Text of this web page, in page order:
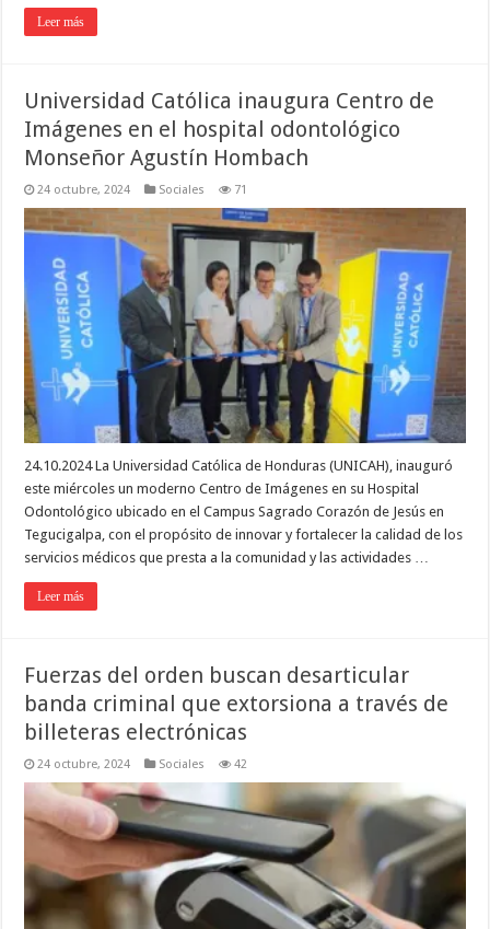
Leer más
Universidad Católica inaugura Centro de
Imágenes en el hospital odontológico
Monseñor Agustín Hombach
24 octubre, 2024 Sociales 71
24.10.2024 La Universidad Católica de Honduras (UNICAH), inauguró
este miércoles un moderno Centro de Imágenes en su Hospital
Odontológico ubicado en el Campus Sagrado Corazón de Jesús en
Tegucigalpa, con el propósito de innovar y fortalecer la calidad de los
servicios médicos que presta a la comunidad y las actividades …
Leer más
Fuerzas del orden buscan desarticular
banda criminal que extorsiona a través de
billeteras electrónicas
24 octubre, 2024 Sociales 42